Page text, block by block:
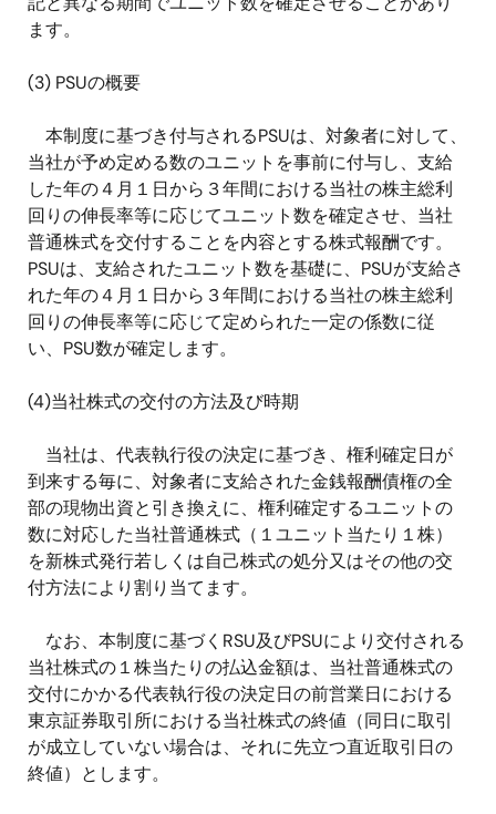
ます。
(3) PSUの概要
本制度に基づき付与されるPSUは、対象者に対して、
当社が予め定める数のユニットを事前に付与し、支給
した年の４月１日から３年間における当社の株主総利
回りの伸長率等に応じてユニット数を確定させ、当社
普通株式を交付することを内容とする株式報酬です。
PSUは、支給されたユニット数を基礎に、 PSUが支給さ
れた年の４月１日から３年間における当社の株主総利
回りの伸長率等に応じて定められた一定の係数に従
い、 PSU数が確定します。
(4)当社株式の交付の方法及び時期
当社は、代表執行役の決定に基づき、権利確定日が
到来する毎に、対象者に支給された金銭報酬債権の全
部の現物出資と引き換えに、権利確定するユニットの
数に対応した当社普通株式（１ユニット当たり１株）
を新株式発行若しくは自己株式の処分又はその他の交
付方法により割り当てます。
なお、本制度に基づく RSU及びPSUにより交付される
当社株式の１株当たりの払込金額は、当社普通株式の
交付にかかる代表執行役の決定日の前営業日における
東京証券取引所における当社株式の終値（同日に取引
が成立していない場合は、それに先立つ直近取引日の
終値）とします。